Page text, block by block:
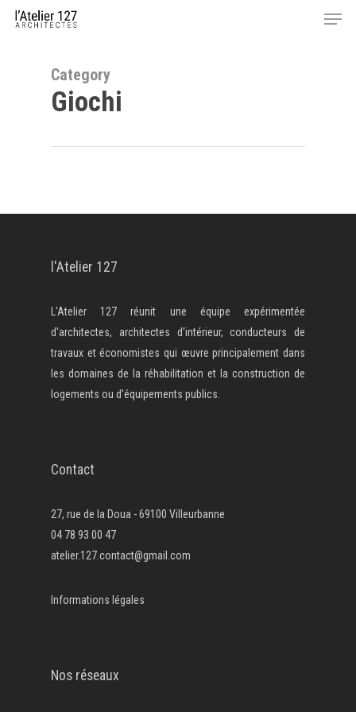
Skip
Menu
Category
Giochi
l'Atelier 127
L'Atelier 127 réunit une équipe expérimentée
d'architectes, architectes d'intérieur, conducteurs de
travaux et économistes qui œuvre principalement dans
les domaines de la réhabilitation et la construction de
logements ou d'équipements publics.
Contact
27, rue de la Doua - 69100 Villeurbanne
04 78 93 00 47
atelier.127.contact@gmail.com
Informations légales
Nos réseaux